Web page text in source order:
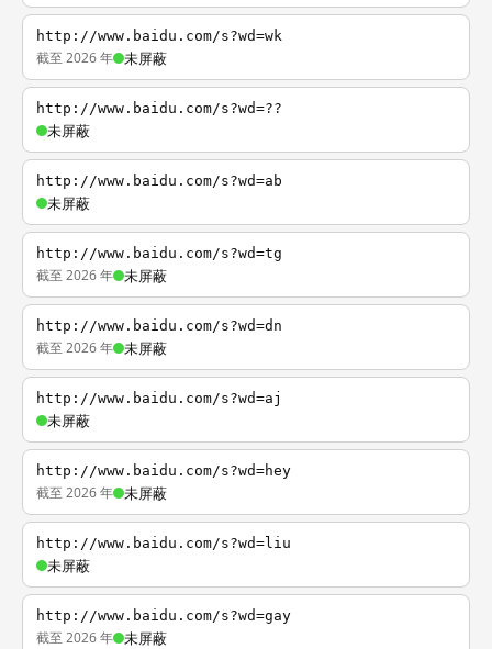
http://www.baidu.com/s?wd=wk
截至 2026 年 未屏蔽
http://www.baidu.com/s?wd=??
未屏蔽
http://www.baidu.com/s?wd=ab
未屏蔽
http://www.baidu.com/s?wd=tg
截至 2026 年 未屏蔽
http://www.baidu.com/s?wd=dn
截至 2026 年 未屏蔽
http://www.baidu.com/s?wd=aj
未屏蔽
http://www.baidu.com/s?wd=hey
截至 2026 年 未屏蔽
http://www.baidu.com/s?wd=liu
未屏蔽
http://www.baidu.com/s?wd=gay
截至 2026 年 未屏蔽